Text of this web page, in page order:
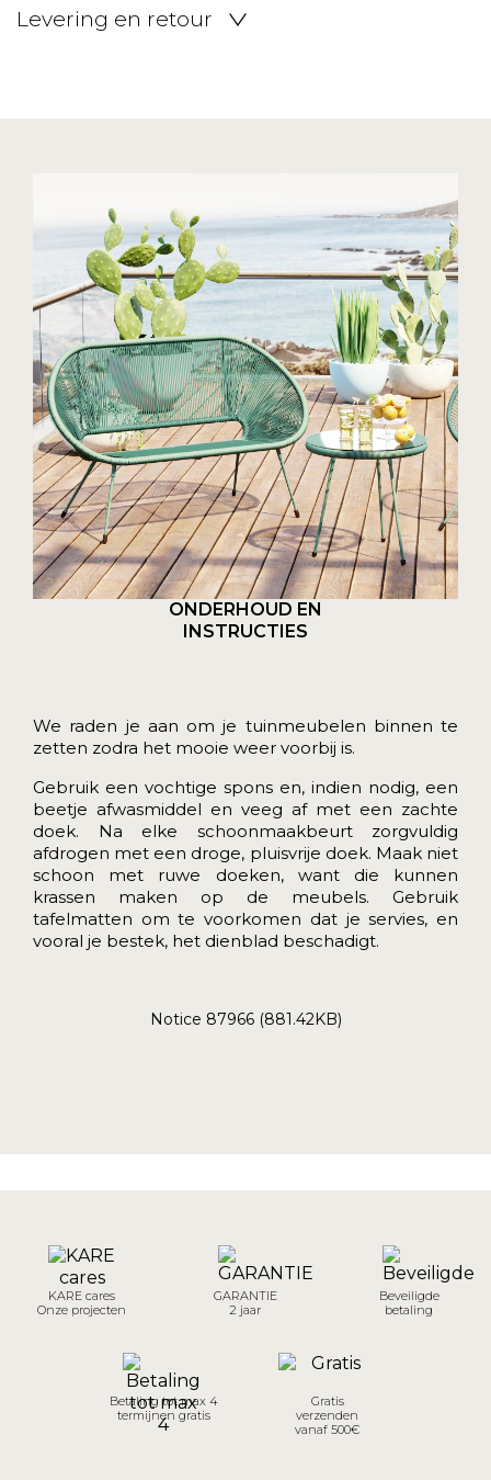
Levering en retour
ONDERHOUD EN
INSTRUCTIES
We raden je aan om je tuinmeubelen binnen te
zetten zodra het mooie weer voorbij is.
Gebruik een vochtige spons en, indien nodig, een
beetje afwasmiddel en veeg af met een zachte
doek. Na elke schoonmaakbeurt zorgvuldig
afdrogen met een droge, pluisvrije doek. Maak niet
schoon met ruwe doeken, want die kunnen
krassen maken op de meubels. Gebruik
tafelmatten om te voorkomen dat je servies, en
vooral je bestek, het dienblad beschadigt.
Notice 87966 (881.42KB)
KARE cares
Onze projecten
GARANTIE
2 jaar
Beveiligde
betaling
Betaling tot max 4
termijnen gratis
Gratis
verzenden
vanaf 500€